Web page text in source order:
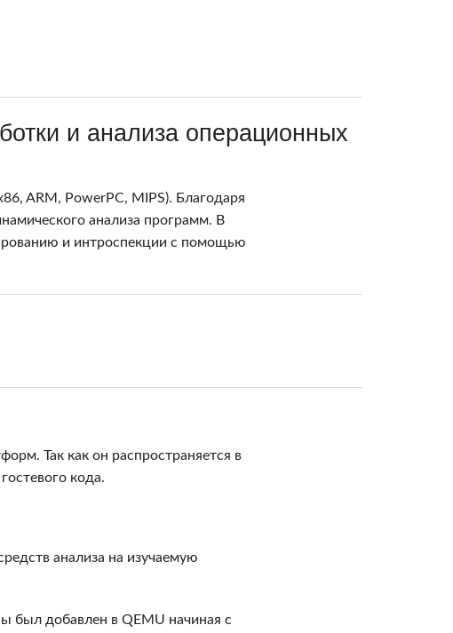
и анализа операционных
ARM, PowerPC, MIPS). Благодаря
анализа программ. В
и интроспекции с помощью
Так как он распространяется в
кода.
анализа на изучаемую
был добавлен в QEMU начиная с